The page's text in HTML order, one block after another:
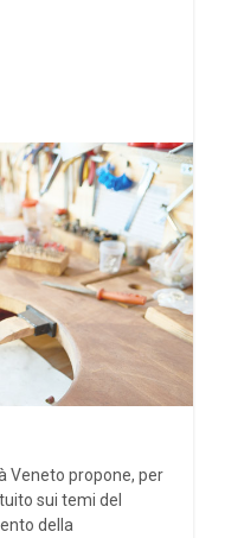
Veneto propone, per
sui temi del
della